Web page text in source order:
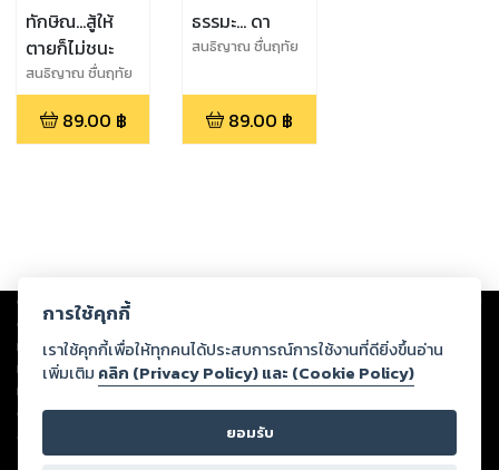
ทักษิณ...สู้ให้
ตายก็ไม่ชนะ
สนธิญาณ ชื่นฤทัย
ในธรรม
89.00 ฿
ธรรมะ... ดา
สนธิญาณ ชื่นฤทัย
89.00 ฿
Copyright © 2026
ต่อผลงานหรือเนื้อหาใดที่อัปโหลดผ่านเว็บไซต์และปรากฏว่าละเมิดสิทธิใน
ทรัพย์สินทางปัญญาของบุคคลอื่นหรือขัดต่อกฎหมายและศีลธรรม ดังนั้น ผู้อ่าน
ทุกท่านโปรดใช้วิจารณญาณในการกลั่นกรองด้วยตนเอง และหากท่านพบว่าส่วน
หนึ่งส่วนใดขัดต่อกฎหมายและศีลธรรม กรุณาแจ้งมายังบริษัท เพื่อทีมงานจะได้
ดำเนินการในทันที ทั้งนี้ ทางสตอรี่ล็อกขอสงวนลิขสิทธิ์ตามพระราชบัญญัติ
ลิขสิทธิ์ พ.ศ. 2537 (ฉบับล่าสุด)
การใช้คุกกี้
เราใช้คุกกี้เพื่อให้ทุกคนได้ประสบการณ์การใช้งานที่ดียิ่งขึ้นอ่าน
เพิ่มเติม คลิก (Privacy Policy) และ (Cookie Policy)
ยอมรับ